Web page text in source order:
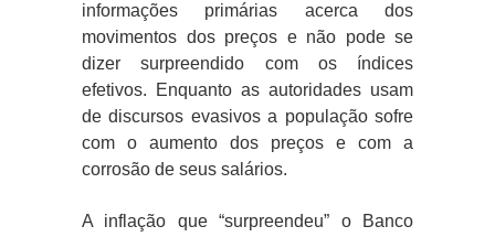
informações primárias acerca dos
movimentos dos preços e não pode se
dizer surpreendido com os índices
efetivos. Enquanto as autoridades usam
de discursos evasivos a população sofre
com o aumento dos preços e com a
corrosão de seus salários.
A inflação que “surpreendeu” o Banco